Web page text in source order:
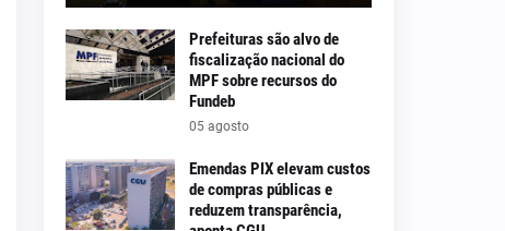
Prefeituras são alvo de
fiscalização nacional do
MPF sobre recursos do
Fundeb
05 agosto
Emendas PIX elevam custos
de compras públicas e
reduzem transparência,